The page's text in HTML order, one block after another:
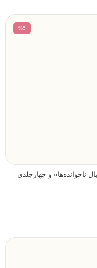
%5
ناخوانده‌ها» و چهارجلدی